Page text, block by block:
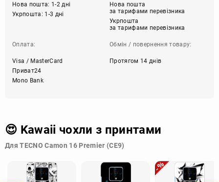
Нова пошта: 1-2 дні
Укрпошта: 1-3 дні
Нова пошта
за тарифами перевізника
Укрпошта
за тарифами перевізника
Оплата:
Visa / MasterCard
Приват24
Mono Bank
Обмін / повернення товару:
Протягом 14 днів
😍 Kawaii чохли з принтами
Для TECNO Camon 16 Premier (CE9)